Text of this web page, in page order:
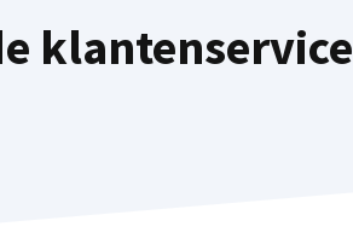
klantenservice